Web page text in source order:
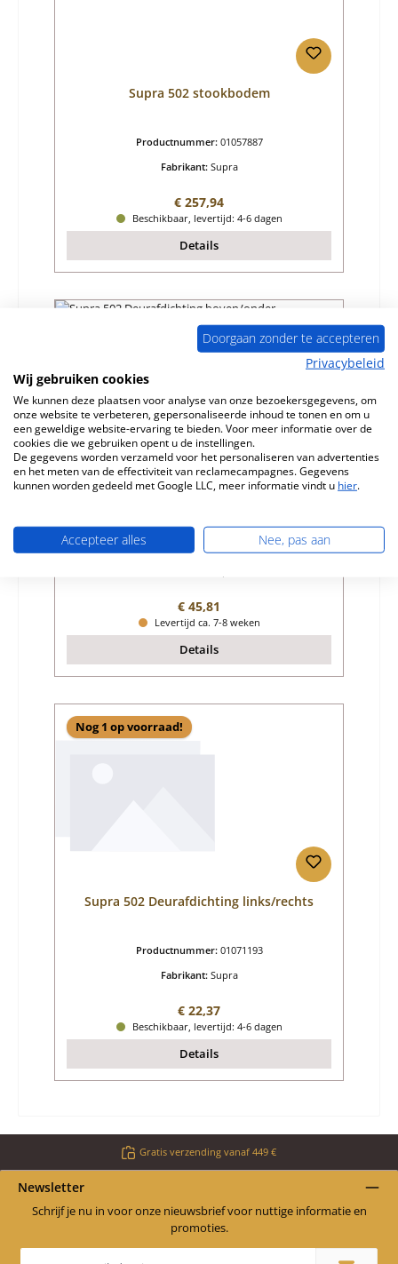
Supra 502 stookbodem
Productnummer: 01057887
Fabrikant: Supra
Normale prijs:
€ 257,94
Beschikbaar, levertijd: 4-6 dagen
Details
Supra 502 Deurafdichting boven/onder
Productnummer:
01071191
Normale prijs:
€ 45,81
Levertijd ca. 7-8 weken
Details
Nog 1 op voorraad!
Supra 502 Deurafdichting links/rechts
Productnummer: 01071193
Fabrikant: Supra
Normale prijs:
€ 22,37
Beschikbaar, levertijd: 4-6 dagen
Details
Gratis verzending vanaf 449 €
Newsletter
Schrijf je nu in voor onze nieuwsbrief voor nuttige informatie en
promoties.
E-
Doorgaan zonder te accepteren
Privacybeleid
Wij gebruiken cookies
We kunnen deze plaatsen voor analyse van onze bezoekersgegevens, om
onze website te verbeteren, gepersonaliseerde inhoud te tonen en om u
een geweldige website-ervaring te bieden. Voor meer informatie over de
cookies die we gebruiken opent u de instellingen.
De gegevens worden verzameld voor het personaliseren van advertenties
en het meten van de effectiviteit van reclamecampagnes. Gegevens
kunnen worden gedeeld met Google LLC, meer informatie vindt u hier.
Accepteer alles Nee, pas aan